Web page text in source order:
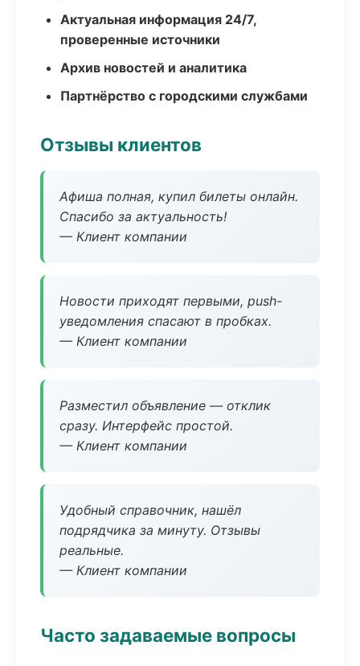
Актуальная информация 24/7,
проверенные источники
Архив новостей и аналитика
Партнёрство с городскими службами
Отзывы клиентов
Афиша полная, купил билеты онлайн.
Спасибо за актуальность!
— Клиент компании
Новости приходят первыми, push-
уведомления спасают в пробках.
— Клиент компании
Разместил объявление — отклик
сразу. Интерфейс простой.
— Клиент компании
Удобный справочник, нашёл
подрядчика за минуту. Отзывы
реальные.
— Клиент компании
Часто задаваемые вопросы